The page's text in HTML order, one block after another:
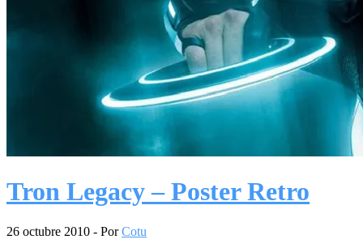
Tron Legacy – Poster Retro
26 octubre 2010 - PorCotu